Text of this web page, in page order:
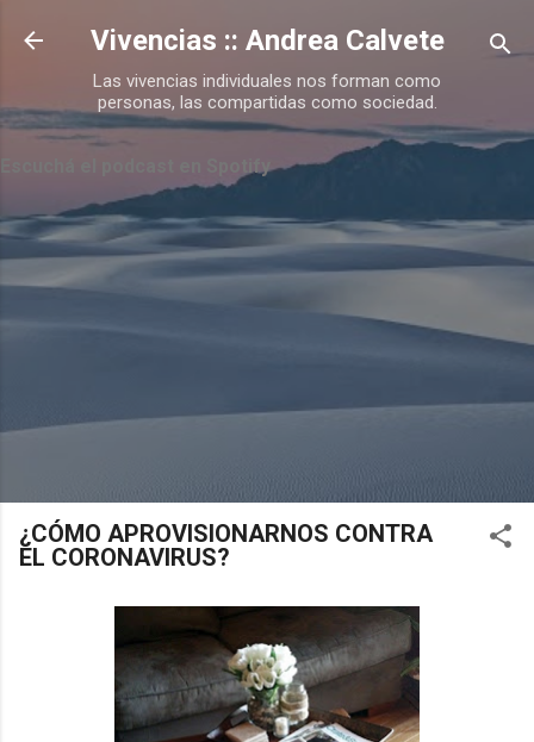
Ir al contenido principal
Vivencias :: Andrea Calvete
Las vivencias individuales nos forman como
personas, las compartidas como sociedad.
Escuchá el podcast en Spotify
¿CÓMO APROVISIONARNOS CONTRA
EL CORONAVIRUS?